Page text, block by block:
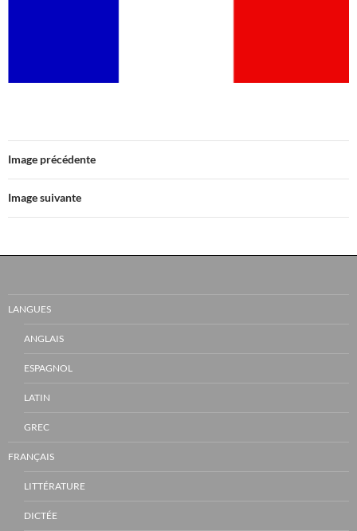
Image précédente
Image suivante
LANGUES
ANGLAIS
ESPAGNOL
LATIN
GREC
FRANÇAIS
LITTÉRATURE
DICTÉE